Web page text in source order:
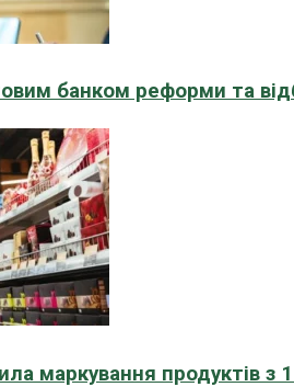
банком реформи та
маркування продуктів з